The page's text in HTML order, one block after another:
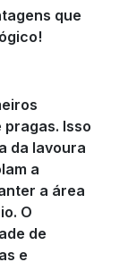
que
Isso
da lavoura
a
a área
O
de
e